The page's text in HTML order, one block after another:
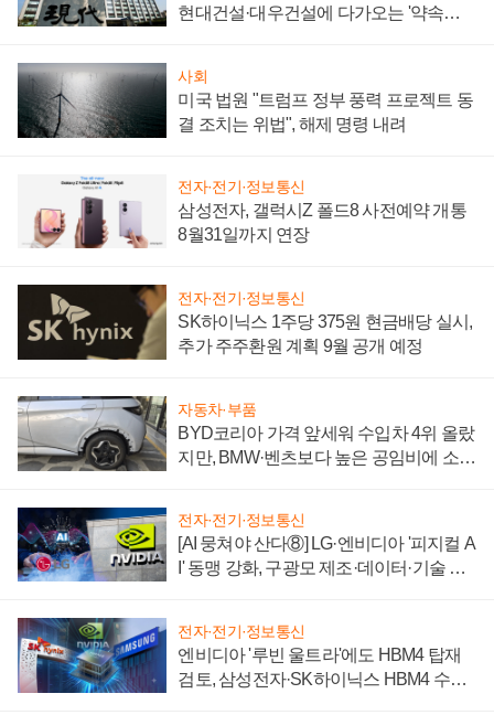
현대건설·대우건설에 다가오는 '약속의
사회
미국 법원 "트럼프 정부 풍력 프로젝트 동
결 조치는 위법", 해제 명령 내려
전자·전기·정보통신
삼성전자, 갤럭시Z 폴드8 사전예약 개통
8월31일까지 연장
전자·전기·정보통신
SK하이닉스 1주당 375원 현금배당 실시,
추가 주주환원 계획 9월 공개 예정
자동차·부품
BYD코리아 가격 앞세워 수입차 4위 올랐
지만, BMW·벤츠보다 높은 공임비에 소비
전자·전기·정보통신
[AI 뭉쳐야 산다⑧] LG·엔비디아 '피지컬 A
I' 동맹 강화, 구광모 제조·데이터·기술 결
전자·전기·정보통신
엔비디아 '루빈 울트라'에도 HBM4 탑재
검토, 삼성전자·SK하이닉스 HBM4 수율